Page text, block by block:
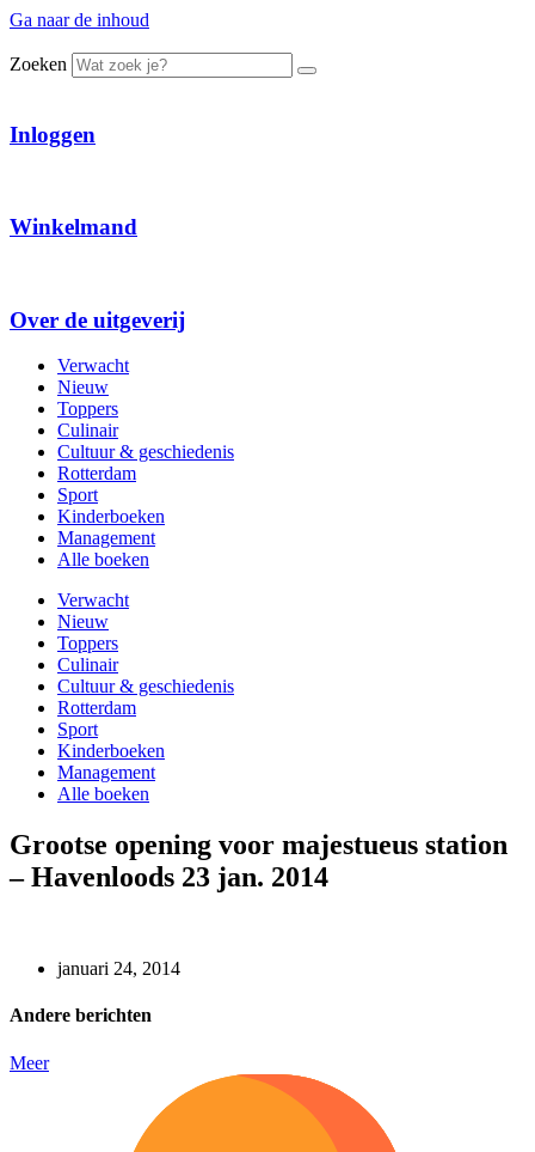
Ga naar de inhoud
Zoeken
Inloggen
Winkelmand
Over de uitgeverij
Verwacht
Nieuw
Toppers
Culinair
Cultuur & geschiedenis
Rotterdam
Sport
Kinderboeken
Management
Alle boeken
Verwacht
Nieuw
Toppers
Culinair
Cultuur & geschiedenis
Rotterdam
Sport
Kinderboeken
Management
Alle boeken
Grootse opening voor majestueus station
– Havenloods 23 jan. 2014
januari 24, 2014
Andere berichten
Meer